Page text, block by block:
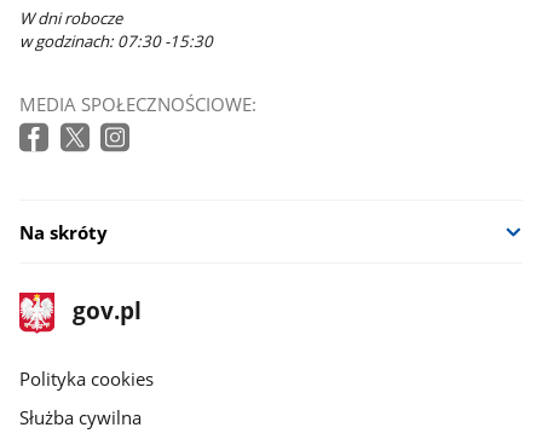
W dni robocze
w godzinach: 07:30 -15:30
MEDIA SPOŁECZNOŚCIOWE:
Na skróty
stopka
gov.pl
Strona
gov.pl
gov.pl
Polityka cookies
Służba cywilna